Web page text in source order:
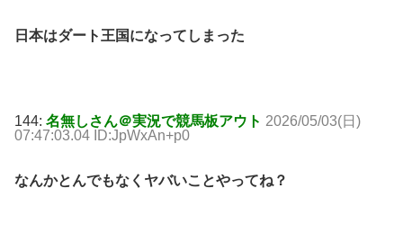
日本はダート王国になってしまった
144: 名無しさん＠実況で競馬板アウト 2026/05/03(日)
07:47:03.04 ID:JpWxAn+p0
なんかとんでもなくヤバいことやってね？